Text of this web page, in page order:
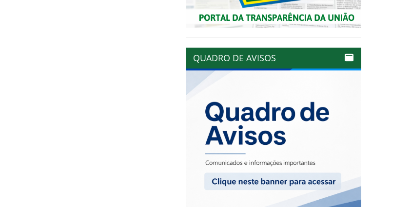
QUADRO DE AVISOS